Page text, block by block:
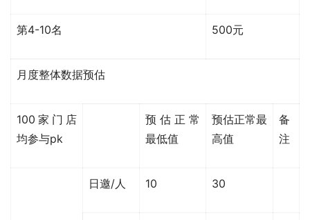
第4-10名 500元
月度整体数据预估
100家门店
均参与pk
预估正常
最低值
预估正常最
高值
备
注
日邀/人 10 30